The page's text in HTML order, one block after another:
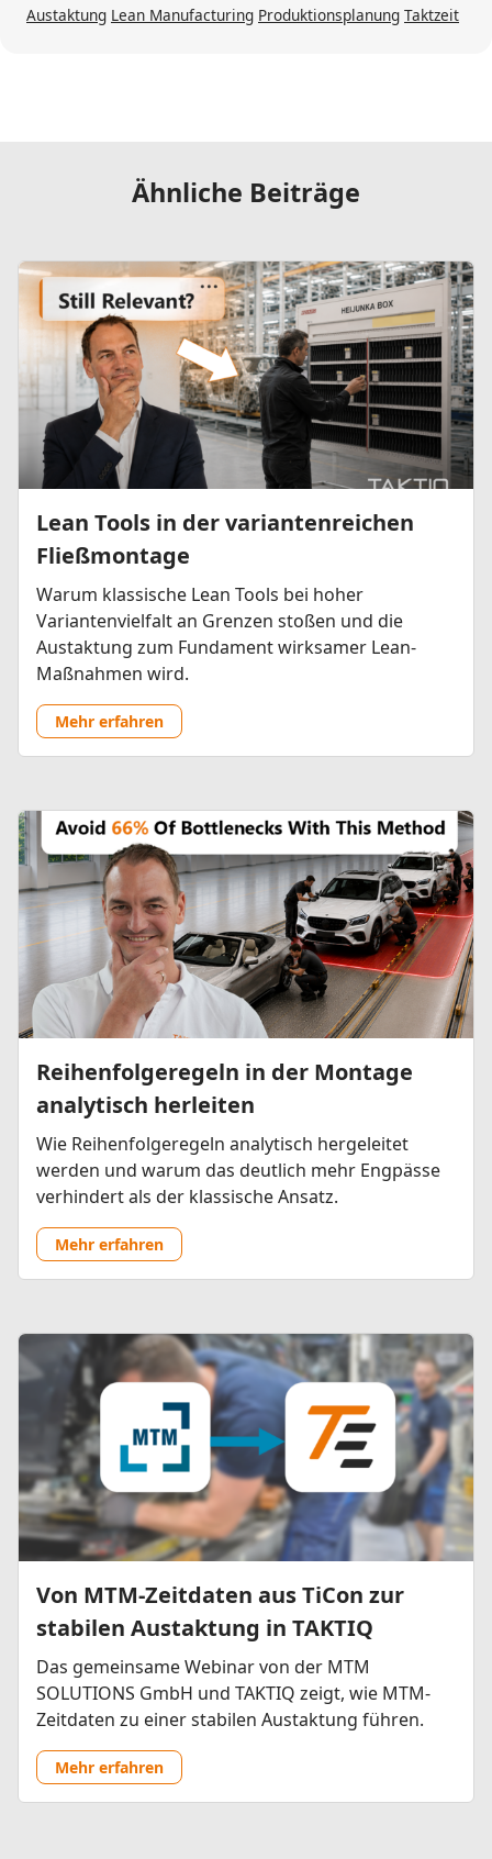
Austaktung Lean Manufacturing Produktionsplanung Taktzeit
Ähnliche Beiträge
Lean Tools in der variantenreichen
Fließmontage
Warum klassische Lean Tools bei hoher
Variantenvielfalt an Grenzen stoßen und die
Austaktung zum Fundament wirksamer Lean-
Maßnahmen wird.
Mehr erfahren
Reihenfolgeregeln in der Montage
analytisch herleiten
Wie Reihenfolgeregeln analytisch hergeleitet
werden und warum das deutlich mehr Engpässe
verhindert als der klassische Ansatz.
Mehr erfahren
Von MTM-Zeitdaten aus TiCon zur
stabilen Austaktung in TAKTIQ
Das gemeinsame Webinar von der MTM
SOLUTIONS GmbH und TAKTIQ zeigt, wie MTM-
Zeitdaten zu einer stabilen Austaktung führen.
Mehr erfahren